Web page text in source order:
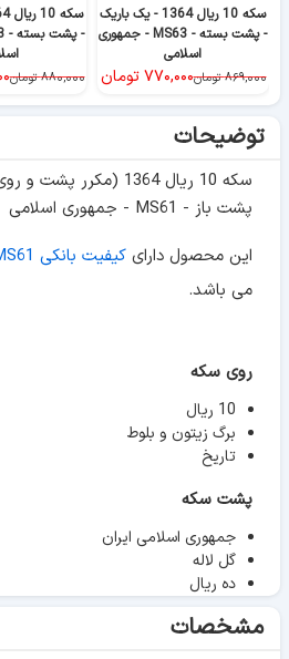
سکه 10 ریال 1364 - یک باریک
- پشت بسته - MS63 - جمهوری
اسلامی
۸۶۹,۰۰۰ تومان۷۷۰,۰۰۰ تومان ۸۸۰,۰۰۰ تومان
توضیحات
سکه 10 ریال 1364
پشت باز - MS61 - جمهوری اسلامی
این محصول دارای کیفیت بانکی MS61
می باشد.
روی سکه
10 ریال
برگ زیتون و بلوط
تاریخ
پشت سکه
جمهوری اسلامی ایران
گل لاله
ده ریال
مشخصات